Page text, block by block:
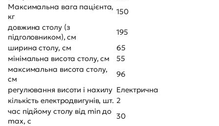
Максимальна вага пацієнта,
кг
150
довжина столу (з
підголовником), см
195
ширина столу, см
65
мінімальна висота столу, см
55
максимальна висота столу,
см
96
регулювання висоти і нахилу Електрична
кількість електродвигунів, шт. 2
час підйому столу від min до
max, с
30